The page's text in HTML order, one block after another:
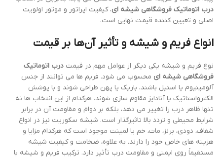
درب اتوماتیک فروشگاهی شیشه ای، کیفیت اپراتور و موتور اولویت
اصلی و تعیین کننده قیمت نهایی است.
انواع فریم و شیشه و تأثیر آن‌ها بر قیمت
نوع فریم و شیشه یکی دیگر از عوامل مهم در قیمت درب اتوماتیک
فروشگاهی شیشه ای محسوب می شود. فریم ها می توانند از جنس
آلومینیوم یا استیل باشند، باریک یا پهن طراحی شوند و با پوشش
الکترواستاتیک یا آنادایز مقاوم سازی شوند. هرکدام از این انتخاب ها نه
تنها ظاهر درب را تغییر می دهد، بلکه بر دوام و مقاومت آن در برابر
شرایط محیطی و تردد بالا تاثیرگذار است. شیشه سکوریت نیز در انواع
شفاف، دودی، برنز، مات، خم یا لمینت موجود است که هرکدام مزایا و
هزینه های خاص خود را دارند. به علاوه، ضخامت و کیفیت شیشه
مستقیماً روی ایمنی و مقاومت درب تأثیر دارد. ترکیب فریم و شیشه با